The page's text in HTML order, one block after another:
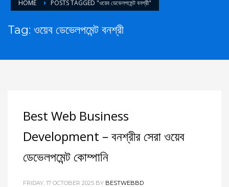
HOME POSTS TAGGED "ওয়েব ডেভেলপমেন্ট বনশ্রী"
Tag: ওয়েব ডেভেলপমেন্ট বনশ্রী
Best Web Business
Development – বনশ্রীর সেরা ওয়েব
ডেভেলপমেন্ট কোম্পানি
FRIDAY, 17 OCTOBER 2025 BY BESTWEBBD